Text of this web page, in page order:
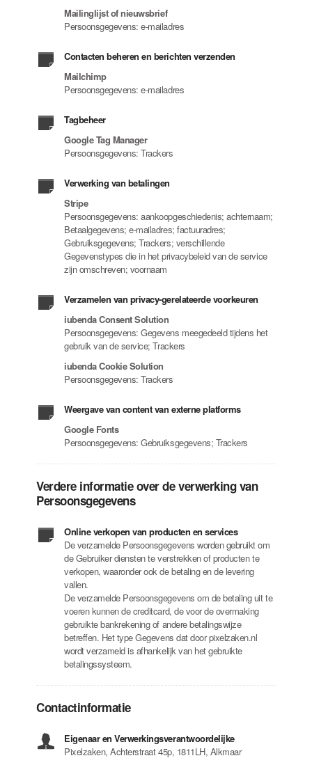
Mailinglijst of nieuwsbrief
Persoonsgegevens: e-mailadres
Contacten beheren en berichten verzenden
Mailchimp
Persoonsgegevens: e-mailadres
Tagbeheer
Google Tag Manager
Persoonsgegevens: Trackers
Verwerking van betalingen
Stripe
Persoonsgegevens: aankoopgeschiedenis; achternaam;
Betaalgegevens; e-mailadres; factuuradres;
Gebruiksgegevens; Trackers; verschillende
Gegevenstypes die in het privacybeleid van de service
zijn omschreven; voornaam
Verzamelen van privacy-gerelateerde voorkeuren
iubenda Consent Solution
Persoonsgegevens: Gegevens meegedeeld tijdens het
gebruik van de service; Trackers
iubenda Cookie Solution
Persoonsgegevens: Trackers
Weergave van content van externe platforms
Google Fonts
Persoonsgegevens: Gebruiksgegevens; Trackers
Verdere informatie over de verwerking van
Persoonsgegevens
Online verkopen van producten en services
De verzamelde Persoonsgegevens worden gebruikt om
de Gebruiker diensten te verstrekken of producten te
verkopen, waaronder ook de betaling en de levering
vallen.
De verzamelde Persoonsgegevens om de betaling uit te
voeren kunnen de creditcard, de voor de overmaking
gebruikte bankrekening of andere betalingswijze
betreffen. Het type Gegevens dat door pixelzaken.nl
wordt verzameld is afhankelijk van het gebruikte
betalingssysteem.
Contactinformatie
Eigenaar en Verwerkingsverantwoordelijke
Pixelzaken, Achterstraat 45p, 1811LH, Alkmaar